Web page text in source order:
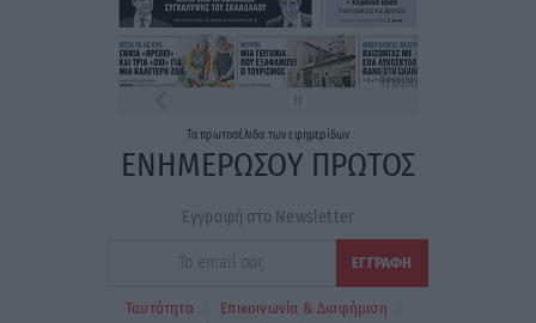
Ταπρωτοσέλιδα τωνεφημερίδων
ΕΝΗΜΕΡΩΣΟΥ ΠΡΩΤΟΣ
Εγγραφή στο Newsletter
Ταυτότητα
Επικοινωνία & Διαφήμιση